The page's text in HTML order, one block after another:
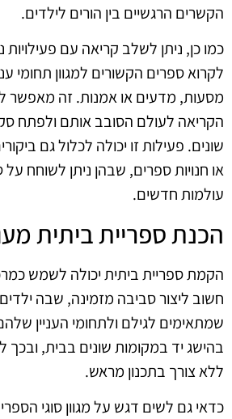
הקשרים הרגשיים בין הורים לילדים.
כמו כן, ניתן לשלב קריאה עם פעילויות
לקרוא ספרים הקשורים למגוון תחומי
מסעות, מדעים או אמנות. זה מאפשר
הקריאה לעולם הסובב אותם ולפתח
שונים. פעילות זו יכולה לכלול גם
או חנויות ספרים, שבהן ניתן לשוחח על
עולמות חדשים.
הכנת ספריית ביתית
הקמת ספריית ביתית יכולה לשמש
חשוב ליצור סביבה מזמינה, שבה
שמתאימים לגילם ולתחומי העניין
בהישג יד במקומות שונים בבית, ובכך
ללא צורך בתכנון מראש.
כדאי גם לשים דגש על מגוון סוגי